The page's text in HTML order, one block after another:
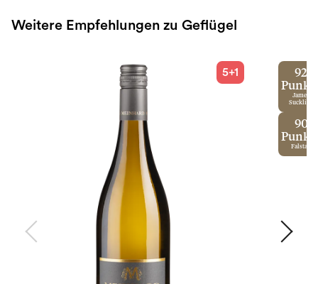
Weitere Empfehlungen zu Geflügel
5+1
92
James
Suckling
90
Falstaff